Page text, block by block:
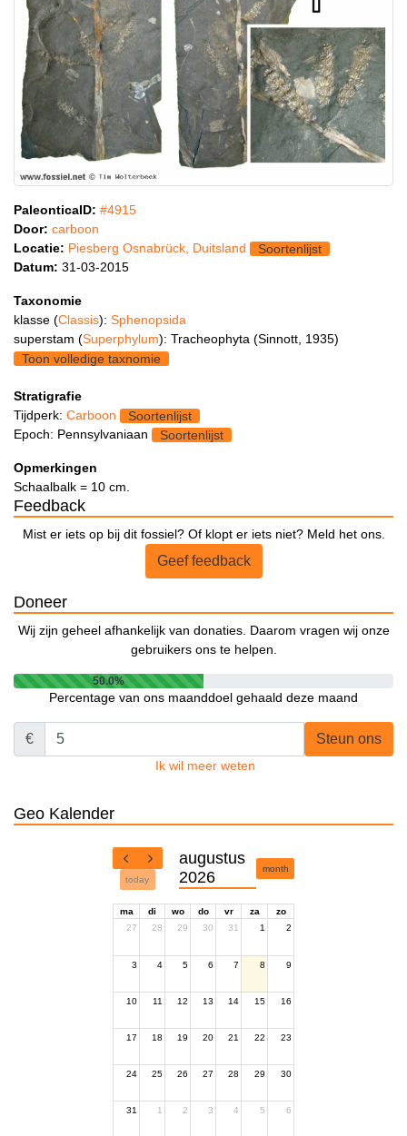
PaleonticaID: #4915
Door: carboon
Locatie: Piesberg Osnabrück, Duitsland
Soortenlijst
Datum: 31-03-2015
Taxonomie
klasse (Classis): Sphenopsida
superstam (Superphylum): Tracheophyta (Sinnott, 1935)
Toon volledige taxnomie
Stratigrafie
Tijdperk: Carboon
Soortenlijst
Epoch: Pennsylvaniaan
Soortenlijst
Opmerkingen
Schaalbalk = 10 cm.
Feedback
Mist er iets op bij dit fossiel? Of klopt er iets niet? Meld het ons.
Geef feedback
Doneer
Wij zijn geheel afhankelijk van donaties. Daarom vragen wij onze
gebruikers ons te helpen.
50.0%
Percentage van ons maanddoel gehaald deze maand
€ Steun ons
Ik wil meer weten
Geo Kalender
today
augustus
2026
month
ma di wo do vr za
zo
27
28 29 30 31 1 2
3 4 5 6 7 8 9
10 11 12 13 14 15 16
17 18 19 20 21 22 23
24 25 26 27 28 29 30
31 1 2 3 4 5 6